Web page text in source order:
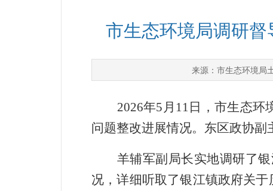
市生态环境局调研
来源： 市生态环境局
2026年5 月 11 日，市生态环
问题整改进展情况。东区政协副
羊辅军副局长实地调研了
况，详细听取了银江镇政府关